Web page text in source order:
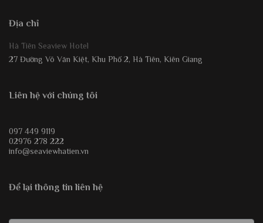
Địa chỉ
Hà Tiên Seaview Hotel
27 Đường Võ Văn Kiệt, Khu Phố 2, Hà Tiên, Kiên Giang
Liên hệ với chúng tôi
097 449 9119
02976 278 222
info@seaviewhatien.vn
Để lại thông tin liên hệ